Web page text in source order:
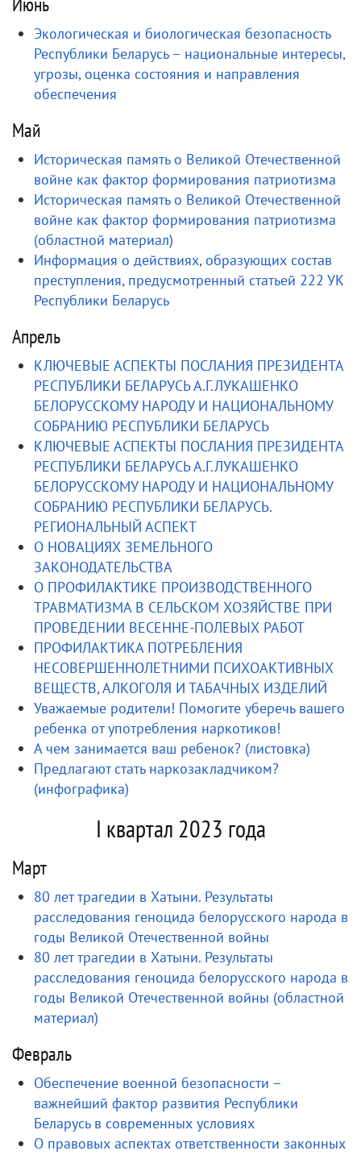
Экологическая и биологическая безопасность
Республики Беларусь – национальные интересы,
угрозы, оценка состояния и направления
обеспечения
Май
Историческая память о Великой Отечественной
войне как фактор формирования патриотизма
Историческая память о Великой Отечественной
войне как фактор формирования патриотизма
(областной материал)
Информация о действиях, образующих состав
преступления, предусмотренный статьей 222 УК
Республики Беларусь
Апрель
КЛЮЧЕВЫЕ АСПЕКТЫ ПОСЛАНИЯ ПРЕЗИДЕНТА
РЕСПУБЛИКИ БЕЛАРУСЬ А.Г.ЛУКАШЕНКО
БЕЛОРУССКОМУ НАРОДУ И НАЦИОНАЛЬНОМУ
СОБРАНИЮ РЕСПУБЛИКИ БЕЛАРУСЬ
КЛЮЧЕВЫЕ АСПЕКТЫ ПОСЛАНИЯ ПРЕЗИДЕНТА
РЕСПУБЛИКИ БЕЛАРУСЬ А.Г.ЛУКАШЕНКО
БЕЛОРУССКОМУ НАРОДУ И НАЦИОНАЛЬНОМУ
СОБРАНИЮ РЕСПУБЛИКИ БЕЛАРУСЬ.
РЕГИОНАЛЬНЫЙ АСПЕКТ
О НОВАЦИЯХ ЗЕМЕЛЬНОГО
ЗАКОНОДАТЕЛЬСТВА
О ПРОФИЛАКТИКЕ ПРОИЗВОДСТВЕННОГО
ТРАВМАТИЗМА В СЕЛЬСКОМ ХОЗЯЙСТВЕ ПРИ
ПРОВЕДЕНИИ ВЕСЕННЕ-ПОЛЕВЫХ РАБОТ
ПРОФИЛАКТИКА ПОТРЕБЛЕНИЯ
НЕСОВЕРШЕННОЛЕТНИМИ ПСИХОАКТИВНЫХ
ВЕЩЕСТВ, АЛКОГОЛЯ И ТАБАЧНЫХ ИЗДЕЛИЙ
Уважаемые родители! Помогите уберечь вашего
ребенка от употребления наркотиков!
А чем занимается ваш ребенок? (листовка)
Предлагают стать наркозакладчиком?
(инфографика)
I квартал 2023 года
Март
80 лет трагедии в Хатыни. Результаты
расследования геноцида белорусского народа в
годы Великой Отечественной войны
80 лет трагедии в Хатыни. Результаты
расследования геноцида белорусского народа в
годы Великой Отечественной войны (областной
материал)
Февраль
Обеспечение военной безопасности –
важнейший фактор развития Республики
Беларусь в современных условиях
О правовых аспектах ответственности законных